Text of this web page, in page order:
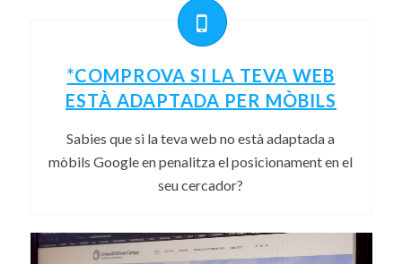
*COMPROVA SI LA TEVA WEB
ESTÀ ADAPTADA PER MÒBILS
Sabies que si la teva web no està adaptada a
mòbils Google en penalitza el posicionament en el
seu cercador?